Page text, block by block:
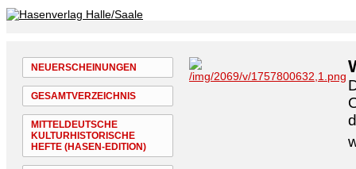
NEUERSCHEINUNGEN
GESAMTVERZEICHNIS
MITTELDEUTSCHE
KULTURHISTORISCHE
HEFTE (HASEN-EDITION)